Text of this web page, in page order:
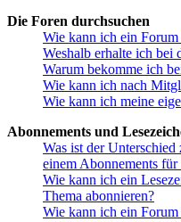
Die Foren durchsuchen
Wie kann ich ein Forum
Weshalb erhalte ich bei
Warum bekomme ich
Wie kann ich nach
Wie kann ich meine
Abonnements und
Was ist der
einem Abonnements
Wie kann ich ein
Thema abonnieren?
Wie kann ich ein Forum